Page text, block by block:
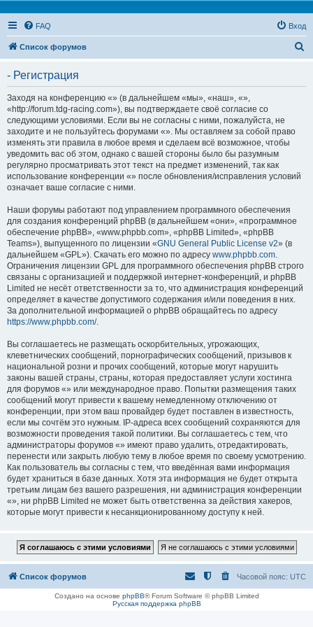
FAQ Вход
Список форумов
- Регистрация
Заходя на конференцию «» (в дальнейшем «мы», «наш», «»,
«http://forum.tdg-racing.com»), вы подтверждаете своё согласие со
следующими условиями. Если вы не согласны с ними, пожалуйста, не
заходите и не пользуйтесь форумами «». Мы оставляем за собой право
изменять эти правила в любое время и сделаем всё возможное, чтобы
уведомить вас об этом, однако с вашей стороны было бы разумным
регулярно просматривать этот текст на предмет изменений, так как
использование конференции «» после обновления/исправления условий
означает ваше согласие с ними.
Наши форумы работают под управлением программного обеспечения
для создания конференций phpBB (в дальнейшем «они», «программное
обеспечение phpBB», «www.phpbb.com», «phpBB Limited», «phpBB
Teams»), выпущенного по лицензии «GNU General Public License v2» (в
дальнейшем «GPL»). Скачать его можно по адресу www.phpbb.com.
Ограничения лицензии GPL для программного обеспечения phpBB строго
связаны с организацией и поддержкой интернет-конференций, и phpBB
Limited не несёт ответственности за то, что администрация конференций
определяет в качестве допустимого содержания и/или поведения в них.
За дополнительной информацией о phpBB обращайтесь по адресу
https://www.phpbb.com/.
Вы соглашаетесь не размещать оскорбительных, угрожающих,
клеветнических сообщений, порнографических сообщений, призывов к
национальной розни и прочих сообщений, которые могут нарушить
законы вашей страны, страны, которая предоставляет услуги хостинга
для форумов «» или международное право. Попытки размещения таких
сообщений могут привести к вашему немедленному отключению от
конференции, при этом ваш провайдер будет поставлен в известность,
если мы сочтём это нужным. IP-адреса всех сообщений сохраняются для
возможности проведения такой политики. Вы соглашаетесь с тем, что
администраторы форумов «» имеют право удалить, отредактировать,
перенести или закрыть любую тему в любое время по своему усмотрению.
Как пользователь вы согласны с тем, что введённая вами информация
будет храниться в базе данных. Хотя эта информация не будет открыта
третьим лицам без вашего разрешения, ни администрация конференции
«», ни phpBB Limited не может быть ответственна за действия хакеров,
которые могут привести к несанкционированному доступу к ней.
Список форумов Часовой пояс: UTC
Создано на основе phpBB® Forum Software © phpBB Limited
Русская поддержка phpBB